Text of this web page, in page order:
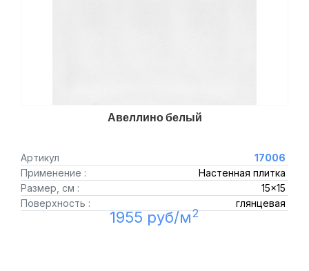
Авеллино белый
Артикул
17006
Применение :
Настенная плитка
Размер, см :
15x15
Поверхность :
глянцевая
1955 руб/м2